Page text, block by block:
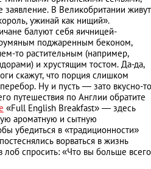
заявление. В Великобритании живут
ужинай как нищий».
балуют себя яичницей-
поджаренным беконом,
то растительным (например,
и хрустящим тостом. Да-да,
скажут, что порция слишком
Ну и пусть ― зато вкусно-то
путешествия по Англии обратите
«Full English Breakfast» ― здесь
ароматную и сытную
убедиться в «традиционности»
ворваться в жизнь
лоб спросить: «Что вы больше всего